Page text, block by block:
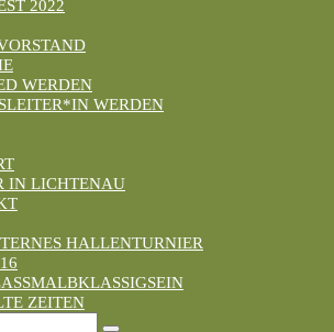
2022
WERDEN
WERDEN
IN LICHTENAU
HALLENTURNIER
ZEITEN